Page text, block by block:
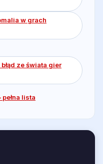
w grach
ze świata gier
lista